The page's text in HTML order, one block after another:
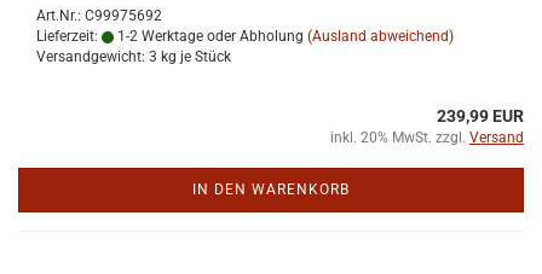
Art.Nr.: C99975692
Lieferzeit:
1-2 Werktage oder Abholung (Ausland abweichend)
Versandgewicht: 3 kg je Stück
239,99 EUR
inkl. 20% MwSt. zzgl. Versand
IN DEN WARENKORB